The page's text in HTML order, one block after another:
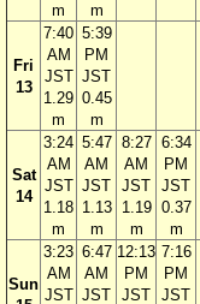
m
m
Fri
13
7:40
AM
JST
1.29
m
5:39
PM
JST
0.45
m
Sat
14
3:24
AM
JST
1.18
m
5:47
AM
JST
1.13
m
8:27
AM
JST
1.19
m
6:34
PM
JST
0.37
m
Sun
3:23
AM
JST
6:47
AM
JST
12:13
PM
JST
7:16
PM
JST